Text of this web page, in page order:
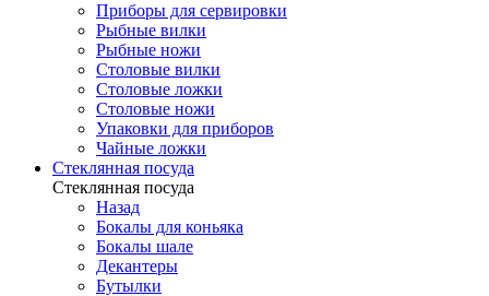
Приборы для сервировки
Рыбные вилки
Рыбные ножи
Столовые вилки
Столовые ложки
Столовые ножи
Упаковки для приборов
Чайные ложки
Стеклянная посуда
Стеклянная посуда
Назад
Бокалы для коньяка
Бокалы шале
Декантеры
Бутылки